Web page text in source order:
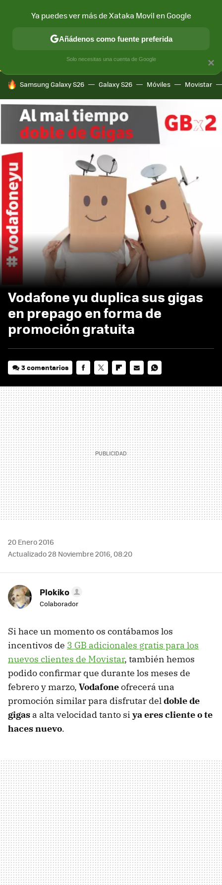
CONECTIVIDAD MÓVIL Y SOCIEDAD APLICACIONES
HOY SE HABLA DE
Samsung Galaxy S26 Galaxy S26 Móviles Movistar
Vodafone yu duplica sus gigas
en prepago en forma de
promoción gratuita
3 comentarios
MAIL
20 Enero 2016
Actualizado 28 Noviembre 2016, 08:20
Plokiko
Colaborador
Si hace un momento os contábamos los
incentivos de 3 GB adicionales gratis para los
nuevos clientes de Movistar, también hemos
podido confirmar que durante los meses de
febrero y marzo, Vodafoneofrecerá una
promoción similar para disfrutar deldoble de
gigas a alta velocidad tanto si ya eres cliente o te
haces nuevo.
×
Ya puedes ver más de Xataka Movil en Google
Añádenos como fuente preferida
Solo necesitas una cuenta de Google